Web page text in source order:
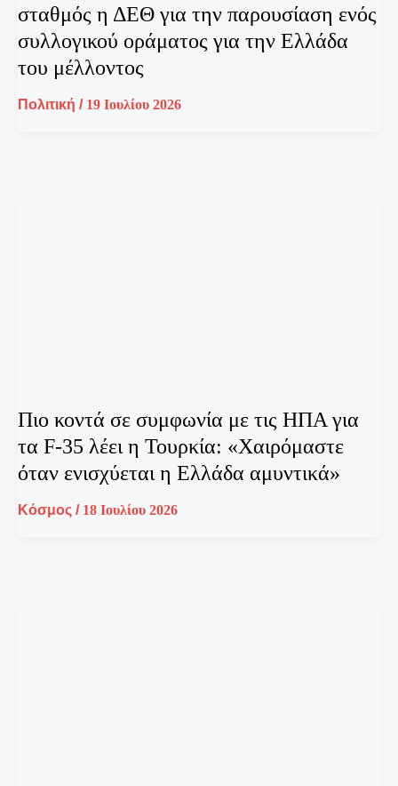
σταθμός η ΔΕΘ για την παρουσίαση ενός
συλλογικού οράματος για την Ελλάδα
του μέλλοντος
Πολιτική / 19 Ιουλίου 2026
Πιο κοντά σε συμφωνία με τις ΗΠΑ για
τα F-35 λέει η Τουρκία: «Χαιρόμαστε
όταν ενισχύεται η Ελλάδα αμυντικά»
Κόσμος / 18 Ιουλίου 2026